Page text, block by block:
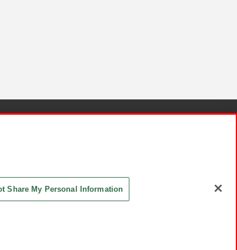
Share My Personal Information